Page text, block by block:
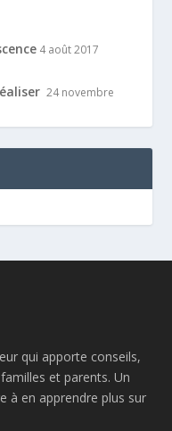
4 août 2017
24 novembre
qui apporte conseils,
et parents. Un
à en apprendre plus sur